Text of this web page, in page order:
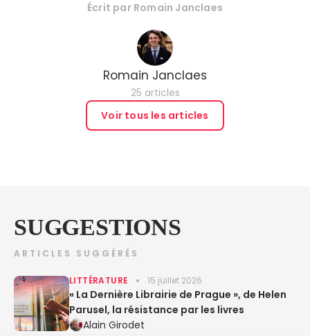
Écrit par Romain Janclaes
Romain Janclaes
25 articles
Voir tous les articles
SUGGESTIONS
ARTICLES SUGGÉRÉS
LITTÉRATURE 15 juillet 2026
« La Dernière Librairie de Prague », de Helen
Parusel, la résistance par les livres
Alain Girodet